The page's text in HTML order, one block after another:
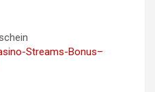
Streams-Bonus–